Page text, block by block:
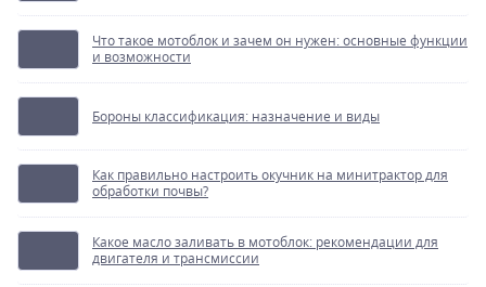
Что такое мотоблок и зачем он нужен: основные функции
и возможности
Бороны классификация: назначение и виды
Как правильно настроить окучник на минитрактор для
обработки почвы?
Какое масло заливать в мотоблок: рекомендации для
двигателя и трансмиссии